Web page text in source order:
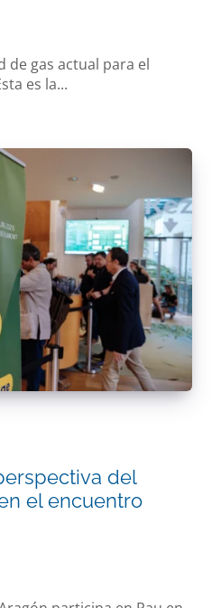
de gas actual para el
es la...
del
el encuentro